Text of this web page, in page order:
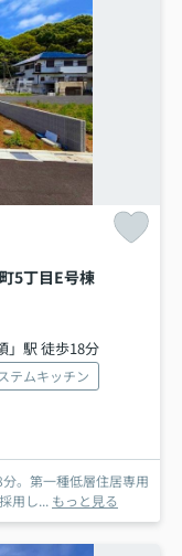
5丁目E号棟
」駅 徒歩18分
テムキッチン
。第一種低層住居専用
用し... もっと見る